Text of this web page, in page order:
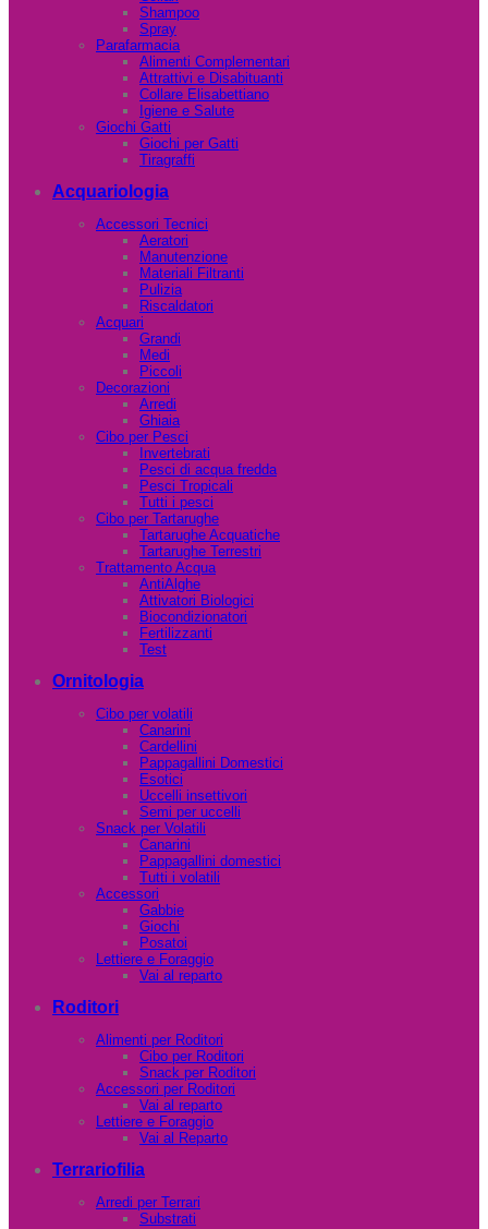
Shampoo
Spray
Parafarmacia
Alimenti Complementari
Attrattivi e Disabituanti
Collare Elisabettiano
Igiene e Salute
Giochi Gatti
Giochi per Gatti
Tiragraffi
Acquariologia
Accessori Tecnici
Aeratori
Manutenzione
Materiali Filtranti
Pulizia
Riscaldatori
Acquari
Grandi
Medi
Piccoli
Decorazioni
Arredi
Ghiaia
Cibo per Pesci
Invertebrati
Pesci di acqua fredda
Pesci Tropicali
Tutti i pesci
Cibo per Tartarughe
Tartarughe Acquatiche
Tartarughe Terrestri
Trattamento Acqua
AntiAlghe
Attivatori Biologici
Biocondizionatori
Fertilizzanti
Test
Ornitologia
Cibo per volatili
Canarini
Cardellini
Pappagallini Domestici
Esotici
Uccelli insettivori
Semi per uccelli
Snack per Volatili
Canarini
Pappagallini domestici
Tutti i volatili
Accessori
Gabbie
Giochi
Posatoi
Lettiere e Foraggio
Vai al reparto
Roditori
Alimenti per Roditori
Cibo per Roditori
Snack per Roditori
Accessori per Roditori
Vai al reparto
Lettiere e Foraggio
Vai al Reparto
Terrariofilia
Arredi per Terrari
Substrati